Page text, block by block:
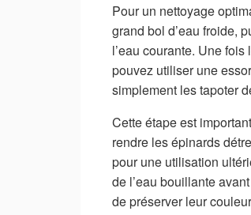
Pour un nettoyage
grand bol d’eau froide,
l’eau courante. Une
pouvez utiliser une
simplement les tapoter
Cette étape est
rendre les épinards
pour une utilisation
de l’eau bouillante
de préserver leur